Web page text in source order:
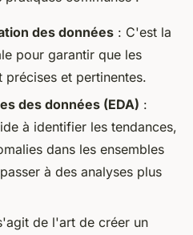
des données : C'est la
pour garantir que les
précises et pertinentes.
des données (EDA) :
à identifier les tendances,
dans les ensembles
à des analyses plus
de l'art de créer un